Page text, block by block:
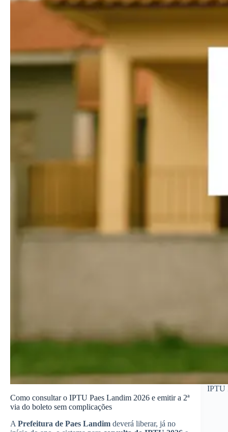
IPTU
Como consultar o IPTU Paes Landim 2026 e emitir a 2ª
via do boleto sem complicações
A Prefeitura de Paes Landim deverá liberar, já no